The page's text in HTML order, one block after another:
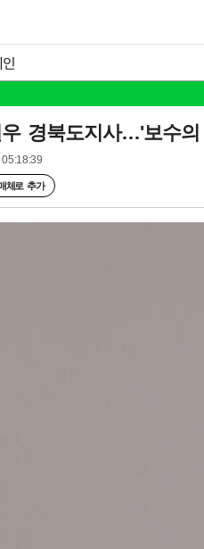
경북도지사…'보수
체로 추가